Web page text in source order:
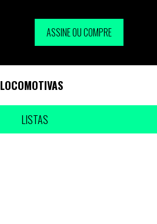
ASSINE OU COMPRE
LOCOMOTIVAS
LISTAS